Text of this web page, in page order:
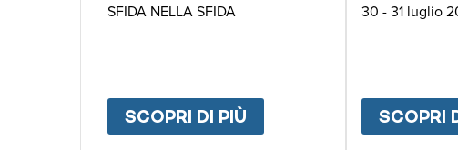
SFIDA NELLA SFIDA
SCOPRI DI PIÙ VENICE
30 - 31 luglio
SCOPRI